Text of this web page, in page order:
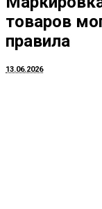
товаров
правила
13.06.2026